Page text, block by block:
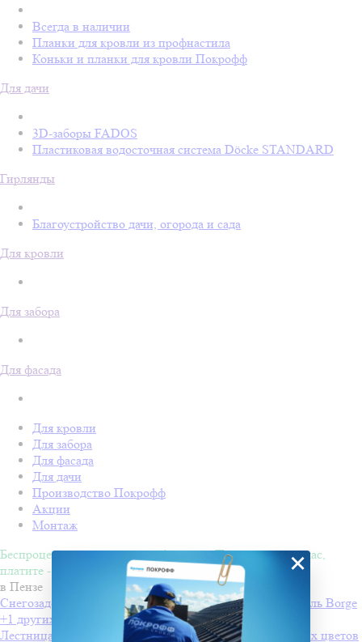
Всегда в наличии
Планки для кровли из профнастила
Коньки и планки для кровли Покрофф
Для дачи
3D-заборы FADOS
Пластиковая водосточная система Döcke STANDARD
Гирлянды
Благоустройство дачи, огорода и сада
Для кровли
Для забора
Для фасада
Для кровли
Для забора
Для фасада
Для дачи
Производство Покрофф
Акции
Монтаж
Беспроцентная рассрочка на 4 месяца. Покупайте - сейчас,
платите - потом!
в Пензе
Снегозадержатели Вorge для профнастила Производитель Borge
+1 других цветов
Лестница стеновая 1.8 м Производитель Borge +1 других цветов
×